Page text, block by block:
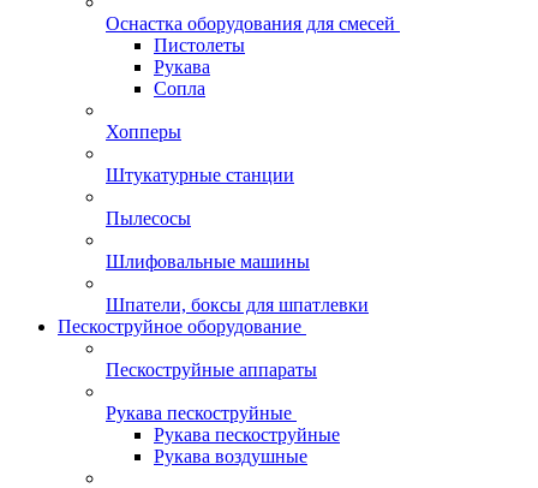
Оснастка оборудования для смесей
Пистолеты
Рукава
Сопла
Хопперы
Штукатурные станции
Пылесосы
Шлифовальные машины
Шпатели, боксы для шпатлевки
Пескоструйное оборудование
Пескоструйные аппараты
Рукава пескоструйные
Рукава пескоструйные
Рукава воздушные